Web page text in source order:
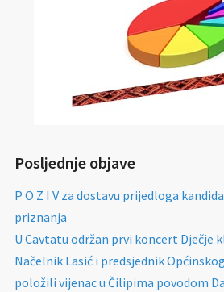
Posljednje objave
P O Z I V za dostavu prijedloga
priznanja
U Cavtatu održan prvi koncert Dječje
Načelnik Lasić i predsjednik
položili vijenac u Čilipima povodom